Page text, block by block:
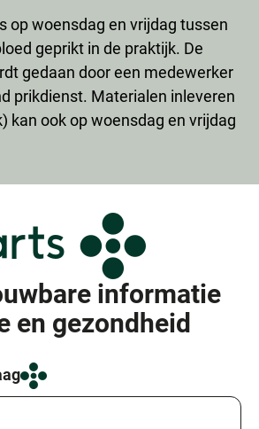
op woensdag en vrijdag tussen
geprikt in de praktijk. De
gedaan door een medewerker
prikdienst. Materialen inleveren
kan ook op woensdag en vrijdag
informatie
en gezondheid